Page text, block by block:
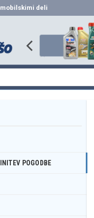
deli
POGODBE